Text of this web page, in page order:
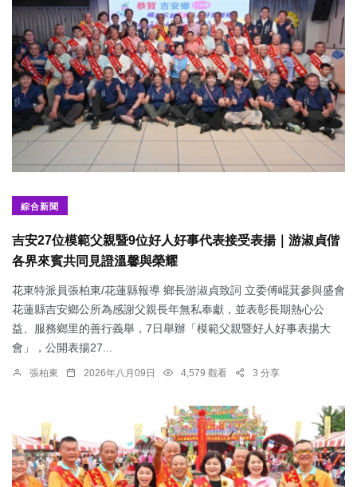
綜合新聞
吉安27位模範父親暨9位好人好事代表接受表揚｜游淑貞偕
各界來賓共同見證溫馨與榮耀
花東特派員張柏東/花蓮縣報導 鄉長游淑貞致詞 立委傅崐萁參與盛會
花蓮縣吉安鄉公所為感謝父親長年無私奉獻，並表彰長期熱心公
益、服務鄉里的善行義舉，7日舉辦「模範父親暨好人好事表揚大
會」，公開表揚27...
張柏東 2026年八月09日 4,579 觀看 3 分享